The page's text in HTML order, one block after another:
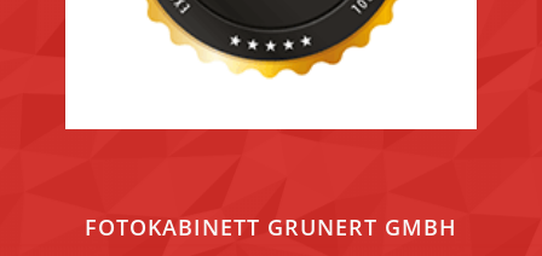
FOTOKABINETT GRUNERT GMBH